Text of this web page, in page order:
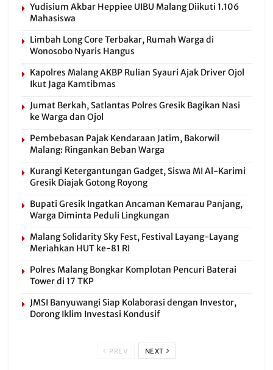
Yudisium Akbar Heppiee UIBU Malang Diikuti 1.106
Mahasiswa
Limbah Long Core Terbakar, Rumah Warga di
Wonosobo Nyaris Hangus
Kapolres Malang AKBP Rulian Syauri Ajak Driver Ojol
Ikut Jaga Kamtibmas
Jumat Berkah, Satlantas Polres Gresik Bagikan Nasi
ke Warga dan Ojol
Pembebasan Pajak Kendaraan Jatim, Bakorwil
Malang: Ringankan Beban Warga
Kurangi Ketergantungan Gadget, Siswa MI Al-Karimi
Gresik Diajak Gotong Royong
Bupati Gresik Ingatkan Ancaman Kemarau Panjang,
Warga Diminta Peduli Lingkungan
Malang Solidarity Sky Fest, Festival Layang-Layang
Meriahkan HUT ke-81 RI
Polres Malang Bongkar Komplotan Pencuri Baterai
Tower di 17 TKP
JMSI Banyuwangi Siap Kolaborasi dengan Investor,
Dorong Iklim Investasi Kondusif
PREV NEXT